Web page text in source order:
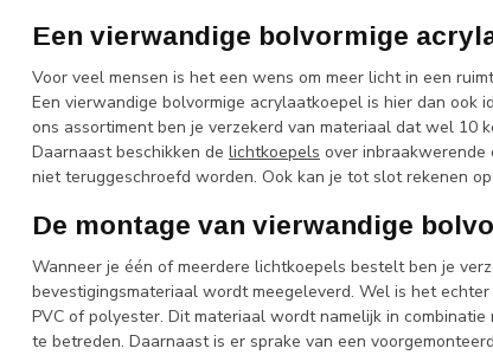
Een vierwandige bolvormige
Voor veel mensen is het een wens om meer licht in een
Een vierwandige bolvormige acrylaatkoepel is hier dan
ons assortiment ben je verzekerd van materiaal dat wel 10
Daarnaast beschikken de lichtkoepels over inbraakwerende
niet teruggeschroefd worden. Ook kan je tot slot rekenen
De montage van vierwandige
Wanneer je één of meerdere lichtkoepels bestelt ben je
bevestigingsmateriaal wordt meegeleverd. Wel is het
PVC of polyester. Dit materiaal wordt namelijk in
te betreden. Daarnaast is er sprake van een